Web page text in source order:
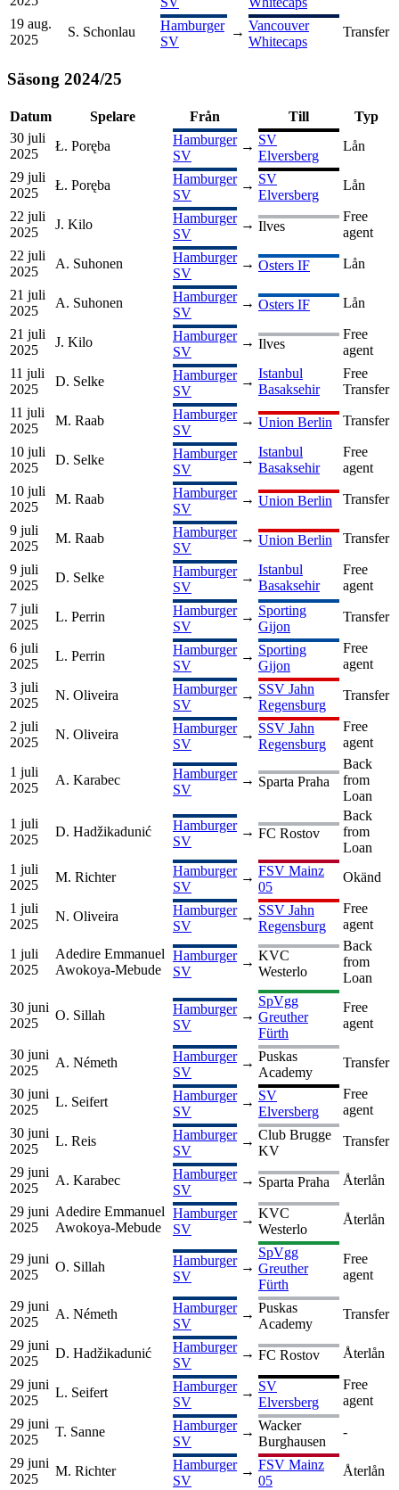
19 aug.
2025
S. Schonlau
Hamburger
SV
→ Vancouver
Whitecaps
Transfer
Säsong 2024/25
Datum Spelare Från Till
Typ
30 juli
2025
Ł. Poręba
Hamburger
SV
→ SV
Elversberg
Lån
29 juli
2025
Ł. Poręba
Hamburger
SV
→ SV
Elversberg
Lån
22 juli
2025
J. Kilo
Hamburger
SV
→ Ilves
Free
agent
22 juli
2025
A. Suhonen
Hamburger
SV
→ Osters IF Lån
21 juli
2025
A. Suhonen
Hamburger
SV
→ Osters IF Lån
21 juli
2025
J. Kilo
Hamburger
SV
→ Ilves
Free
agent
11 juli
2025
D. Selke
Hamburger
SV
→
Istanbul
Basaksehir
Free
Transfer
11 juli
2025
M. Raab
Hamburger
SV
→ Union Berlin Transfer
10 juli
2025
D. Selke
Hamburger
SV
→
Istanbul
Basaksehir
Free
agent
10 juli
2025
M. Raab
Hamburger
SV
→ Union Berlin Transfer
9 juli
2025
M. Raab
Hamburger
SV
→ Union Berlin Transfer
9 juli
2025
D. Selke
Hamburger
SV
→
Istanbul
Basaksehir
Free
agent
7 juli
2025
L. Perrin
Hamburger
SV
→ Sporting
Gijon
Transfer
6 juli
2025
L. Perrin
Hamburger
SV
→ Sporting
Gijon
Free
agent
3 juli
2025
N. Oliveira
Hamburger
SV
→ SSV Jahn
Regensburg
Transfer
2 juli
2025
N. Oliveira
Hamburger
SV
→ SSV Jahn
Regensburg
Free
agent
1 juli
2025
A. Karabec
Hamburger
SV
→ Sparta Praha
Back
from
Loan
1 juli
2025
D. Hadžikadunić
Hamburger
SV
→ FC Rostov
Back
from
Loan
1 juli
2025
M. Richter
Hamburger
SV
→ FSV Mainz
05
Okänd
1 juli
2025
N. Oliveira
Hamburger
SV
→ SSV Jahn
Regensburg
Free
agent
1 juli
2025
Adedire Emmanuel
Awokoya-Mebude
Hamburger
SV
→ KVC
Westerlo
Back
from
Loan
30 juni
2025
O. Sillah
Hamburger
SV
→
SpVgg
Greuther
Fürth
Free
agent
30 juni
2025
A. Németh
Hamburger
SV
→ Puskas
Academy
Transfer
30 juni
2025
L. Seifert
Hamburger
SV
→ SV
Elversberg
Free
agent
30 juni
2025
L. Reis
Hamburger
SV
→ Club Brugge
KV
Transfer
29 juni
2025
A. Karabec
Hamburger
SV
→ Sparta Praha Återlån
29 juni
2025
Adedire Emmanuel
Awokoya-Mebude
Hamburger
SV
→ KVC
Westerlo
Återlån
29 juni
2025
O. Sillah
Hamburger
SV
→
SpVgg
Greuther
Fürth
Free
agent
29 juni
2025
A. Németh
Hamburger
SV
→ Puskas
Academy
Transfer
29 juni
2025
D. Hadžikadunić
Hamburger
SV
→ FC Rostov Återlån
29 juni
2025
L. Seifert
Hamburger
SV
→ SV
Elversberg
Free
agent
29 juni
2025
T. Sanne
Hamburger
SV
→ Wacker
Burghausen
-
29 juni
2025
M. Richter
Hamburger
SV
→ FSV Mainz
05
Återlån